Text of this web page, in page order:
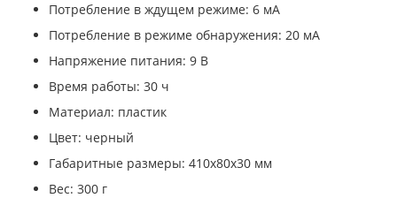
Потребление в ждущем режиме: 6 мА
Потребление в режиме обнаружения: 20 мА
Напряжение питания: 9 В
Время работы: 30 ч
Материал: пластик
Цвет: черный
Габаритные размеры: 410х80х30 мм
Вес: 300 г